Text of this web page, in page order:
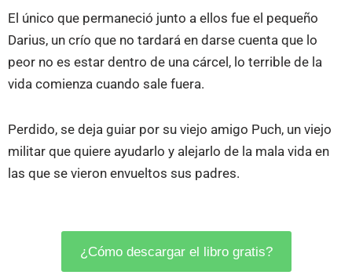
El único que permaneció junto a ellos fue el pequeño
Darius, un crío que no tardará en darse cuenta que lo
peor no es estar dentro de una cárcel, lo terrible de la
vida comienza cuando sale fuera.
Perdido, se deja guiar por su viejo amigo Puch, un viejo
militar que quiere ayudarlo y alejarlo de la mala vida en
las que se vieron envueltos sus padres.
¿Cómo descargar el libro gratis?